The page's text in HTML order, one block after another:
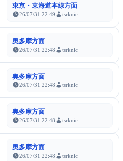
東京・東海道本線方面
26/07/31 22:49 tsrknic
奥多摩方面
26/07/31 22:48 tsrknic
奥多摩方面
26/07/31 22:48 tsrknic
奥多摩方面
26/07/31 22:48 tsrknic
奥多摩方面
26/07/31 22:48 tsrknic